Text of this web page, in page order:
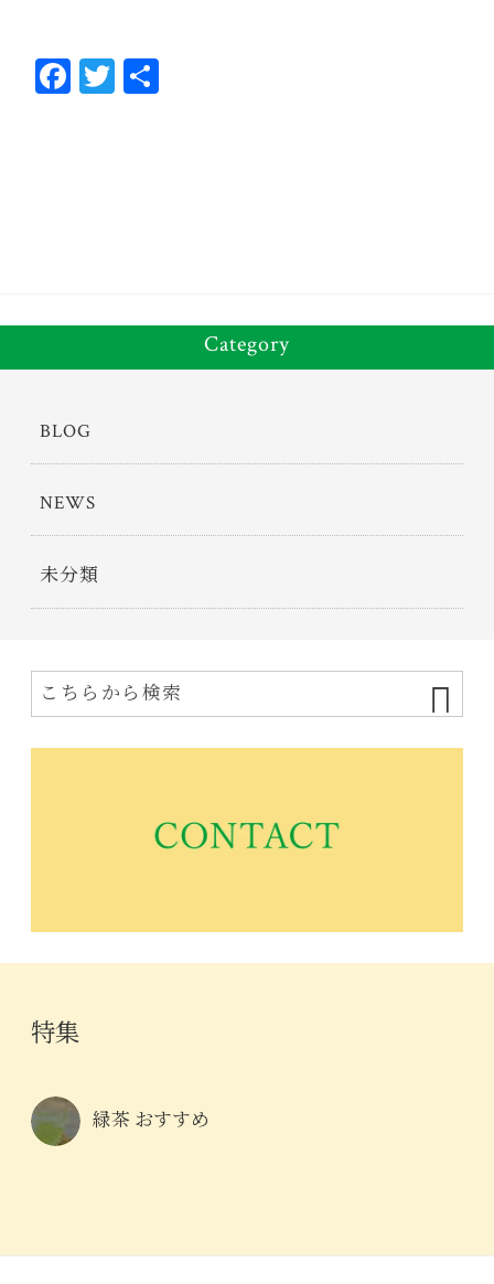
Fa T
Category
BLOG
NEWS
未分類
特集
緑茶 おすすめ